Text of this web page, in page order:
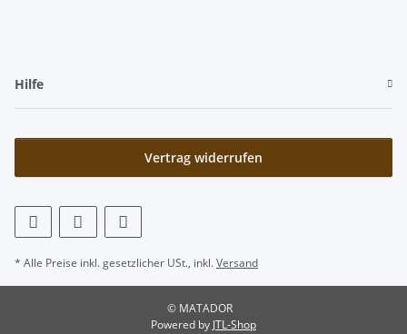
Hilfe
Vertrag widerrufen
* Alle Preise inkl. gesetzlicher USt., inkl.Versand
© MATADOR
Powered by JTL-Shop